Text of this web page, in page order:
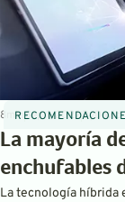
8 minSep 1, 2022ByDavid
La mayoría
enchufables
La tecnología híbrida